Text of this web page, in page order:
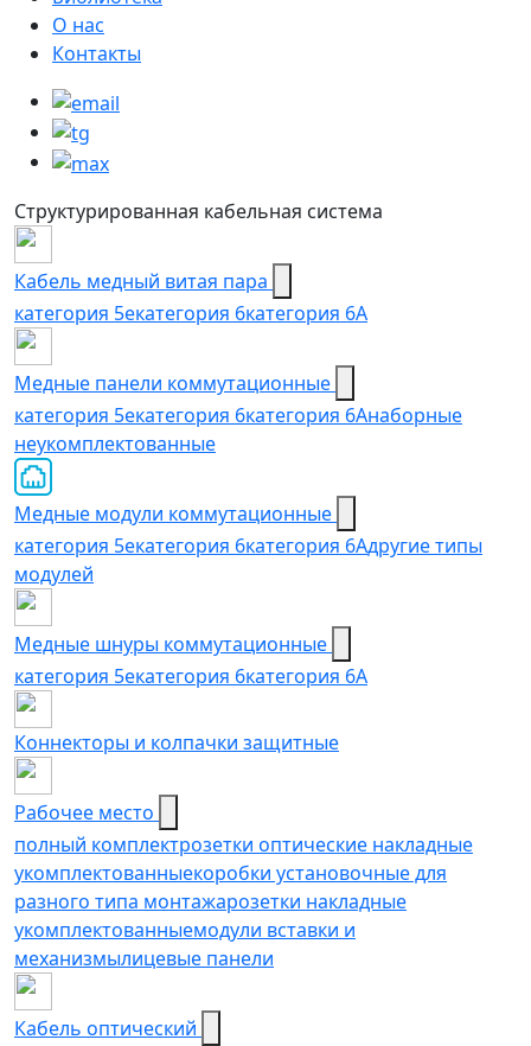
О нас
Контакты
Структурированная кабельная система
Кабель медный витая пара
категория 5eкатегория 6категория 6А
Медные панели коммутационные
категория 5екатегория 6категория 6Aнаборные
неукомплектованные
Медные модули коммутационные
категория 5екатегория 6категория 6Aдругие типы
модулей
Медные шнуры коммутационные
категория 5eкатегория 6категория 6A
Коннекторы и колпачки защитные
Рабочее место
полный комплектрозетки оптические накладные
укомплектованныекоробки установочные для
разного типа монтажарозетки накладные
укомплектованныемодули вставки и
механизмылицевые панели
Кабель оптический